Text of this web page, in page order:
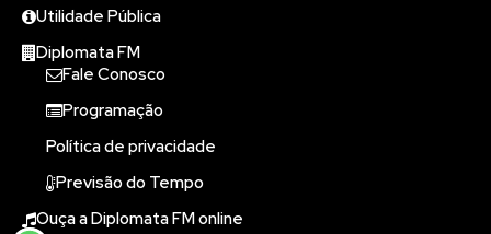
Utilidade Pública
Diplomata FM
Fale Conosco
Programação
Política de privacidade
Previsão do Tempo
Ouça a Diplomata FM online